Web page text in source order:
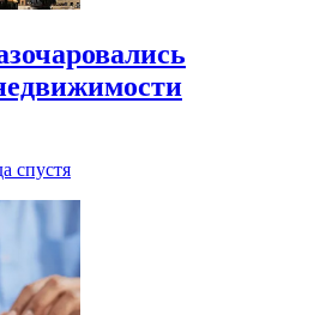
спустя